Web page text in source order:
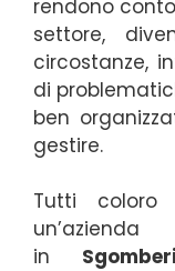
rendono
settore,
circostanze,
di
ben
gestire.
Tutti
in Sgomberi